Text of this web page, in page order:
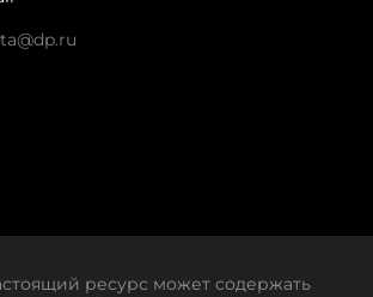
ресурс может содержать